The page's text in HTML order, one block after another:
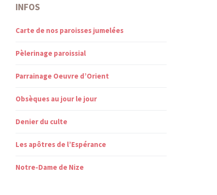
INFOS
Carte de nos paroisses jumelées
Pèlerinage paroissial
Parrainage Oeuvre d’Orient
Obsèques au jour le jour
Denier du culte
Les apôtres de l’Espérance
Notre-Dame de Nize